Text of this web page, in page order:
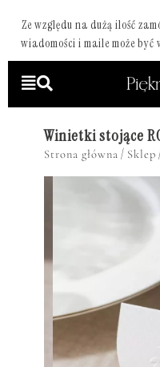
Ze względu na dużą ilość
wiadomości i maile może być
Winietki stojące
Strona główna / Sklep